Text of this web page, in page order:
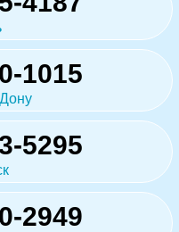
1015
5295
2949